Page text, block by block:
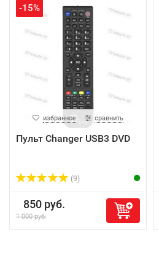
-15%
избранное сравнить
Пульт Changer USB3 DVD
(9)
850 руб.
1 000 руб.